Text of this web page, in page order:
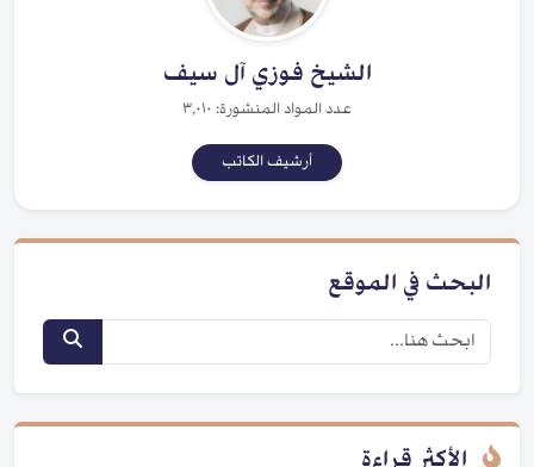
الشيخ فوزي آل سيف
عدد المواد المنشورة: ٣,٠١٠
أرشيف الكاتب
البحث في الموقع